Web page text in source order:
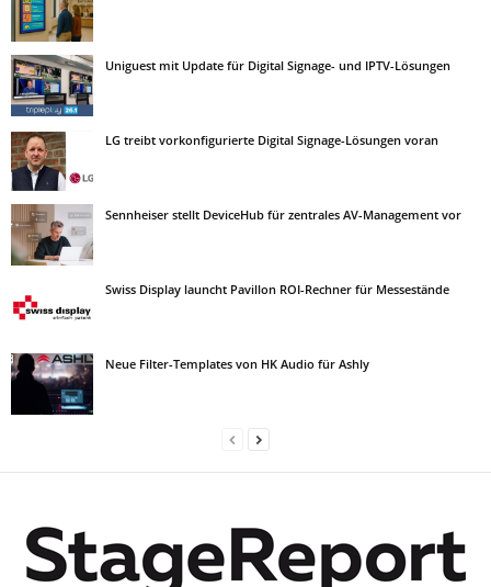
Uniguest mit Update für Digital Signage- und IPTV-Lösungen
LG treibt vorkonfigurierte Digital Signage-Lösungen voran
Sennheiser stellt DeviceHub für zentrales AV-Management vor
Swiss Display launcht Pavillon ROI-Rechner für Messestände
Neue Filter-Templates von HK Audio für Ashly